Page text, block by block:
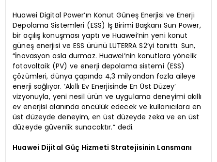
Huawei Digital Power’ın Konut Güneş Enerjisi ve Enerji
Depolama Sistemleri (ESS) İş Birimi Başkanı Sun Power,
bir açılış konuşması yaptı ve Huawei’nin yeni konut
güneş enerjisi ve ESS ürünü LUTERRA S2’yi tanıttı. Sun,
“İnovasyon asla durmaz. Huawei’nin konutlara yönelik
fotovoltaik (PV) ve enerji depolama sistemi (ESS)
çözümleri, dünya çapında 4,3 milyondan fazla aileye
enerji sağlıyor. ‘Akıllı Ev Enerjisinde En Üst Düzey’
vizyonuyla, yeni nesil ürün ve uygulama deneyimi akıllı
ev enerjisi alanında öncülük edecek ve kullanıcılara en
üst düzeyde deneyim, en üst düzeyde zeka ve en üst
düzeyde güvenlik sunacaktır.” dedi.
Huawei Dijital Güç Hizmeti Stratejisinin Lansmanı